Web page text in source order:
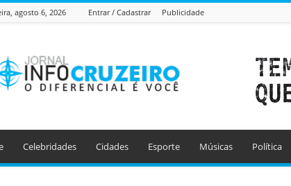
agosto 6, 2026 Entrar / Cadastrar Publicidade
Info
Cruzeiro
Celebridades Cidades Esporte Músicas Política